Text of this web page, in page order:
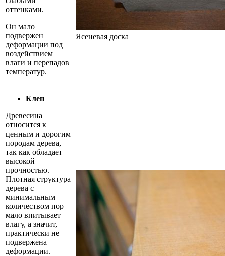
оттенками.
Он мало
подвержен
деформации под
воздействием
влаги и перепадов
температур.
Ясеневая доска
Клен
Древесина
относится к
ценным и дорогим
породам дерева,
так как обладает
высокой
прочностью.
Плотная структура
дерева с
минимальным
количеством пор
мало впитывает
влагу, а значит,
практически не
подвержена
деформации.